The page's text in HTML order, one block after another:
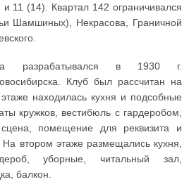
11 (14). Квартал 142 ограничивался
Шамшиных), Некрасова, Граничной
разрабатывался в 1930 г.
Клуб был рассчитан на
находилась кухня и подсобные
кружков, вестибюль с гардеробом,
помещение для реквизита и
втором этаже размещались кухня,
уборные, читальный зал,
балкон.